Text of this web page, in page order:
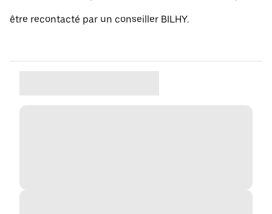
être recontacté par un conseiller BILHY.